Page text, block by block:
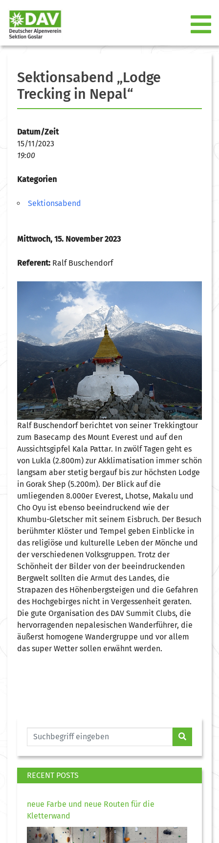
Sektionsabend „Lodge
Trecking in Nepal“
Datum/Zeit
15/11/2023
19:00
Kategorien
Sektionsabend
Mittwoch, 15. November 2023
Referent: Ralf Buschendorf
Ralf Buschendorf berichtet von seiner Trekkingtour
zum Basecamp des Mount Everest und auf den
Aussichtsgipfel Kala Pattar. In zwölf Tagen geht es
von Lukla (2.800m) zur Akklimatisation immer schön
langsam aber stetig bergauf bis zur höchsten Lodge
in Gorak Shep (5.200m). Der Blick auf die
umliegenden 8.000er Everest, Lhotse, Makalu und
Cho Oyu ist ebenso beeindruckend wie der
Khumbu-Gletscher mit seinem Eisbruch. Der Besuch
berühmter Klöster und Tempel geben Einblicke in
das religiöse und kulturelle Leben der Mönche und
der verschiedenen Volksgruppen. Trotz der
Schönheit der Bilder von der beeindruckenden
Bergwelt sollten die Armut des Landes, die
Strapazen des Höhenbergsteigen und die Gefahren
des Hochgebirges nicht in Vergessenheit geraten.
Die gute Organisation des DAV Summit Clubs, die
hervorragenden nepalesischen Wanderführer, die
äußerst homogene Wandergruppe und vor allem
das super Wetter sollen erwähnt werden.
RECENT POSTS
neue Farbe und neue Routen für die
Kletterwand